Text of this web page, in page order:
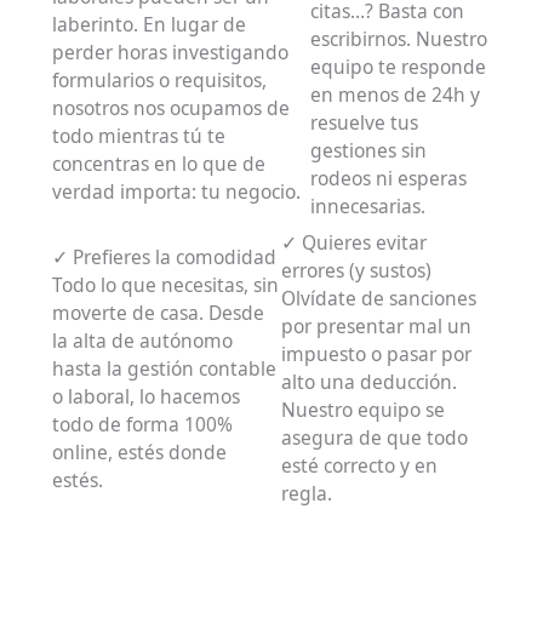
laberinto. En lugar de
perder horas investigando
formularios o requisitos,
nosotros nos ocupamos de
todo mientras tú te
concentras en lo que de
verdad importa: tu negocio.
citas…? Basta con
escribirnos. Nuestro
equipo te responde
en menos de 24h y
resuelve tus
gestiones sin
rodeos ni esperas
innecesarias.
✓ Prefieres la comodidad
Todo lo que necesitas, sin
moverte de casa. Desde
la alta de autónomo
hasta la gestión contable
o laboral, lo hacemos
todo de forma 100%
online, estés donde
estés.
✓ Quieres evitar
errores (y sustos)
Olvídate de sanciones
por presentar mal un
impuesto o pasar por
alto una deducción.
Nuestro equipo se
asegura de que todo
esté correcto y en
regla.